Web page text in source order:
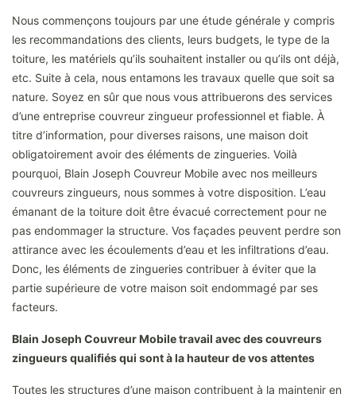
Nous commençons toujours par une étude générale y compris
les recommandations des clients, leurs budgets, le type de la
toiture, les matériels qu’ils souhaitent installer ou qu’ils ont déjà,
etc. Suite à cela, nous entamons les travaux quelle que soit sa
nature. Soyez en sûr que nous vous attribuerons des services
d’une entreprise couvreur zingueur professionnel et fiable. À
titre d’information, pour diverses raisons, une maison doit
obligatoirement avoir des éléments de zingueries. Voilà
pourquoi, Blain Joseph Couvreur Mobile avec nos meilleurs
couvreurs zingueurs, nous sommes à votre disposition. L’eau
émanant de la toiture doit être évacué correctement pour ne
pas endommager la structure. Vos façades peuvent perdre son
attirance avec les écoulements d’eau et les infiltrations d’eau.
Donc, les éléments de zingueries contribuer à éviter que la
partie supérieure de votre maison soit endommagé par ses
facteurs.
Blain Joseph Couvreur Mobile travail avec des couvreurs
zingueurs qualifiés qui sont à la hauteur de vos attentes
Toutes les structures d’une maison contribuent à la maintenir en